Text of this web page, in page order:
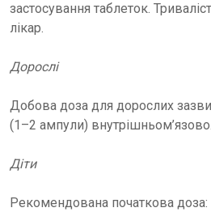
застосування таблеток.
лікар.
Дорослі
Добова доза для дорослих
(1–2 ампули) внутрішньом’язово.
Діти
Рекомендована початкова доза: